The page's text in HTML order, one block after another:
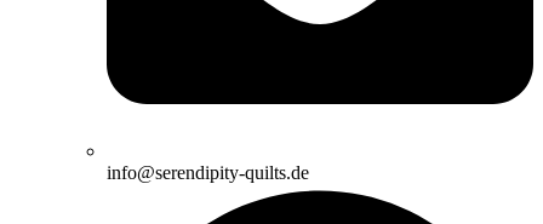
info@serendipity-quilts.de